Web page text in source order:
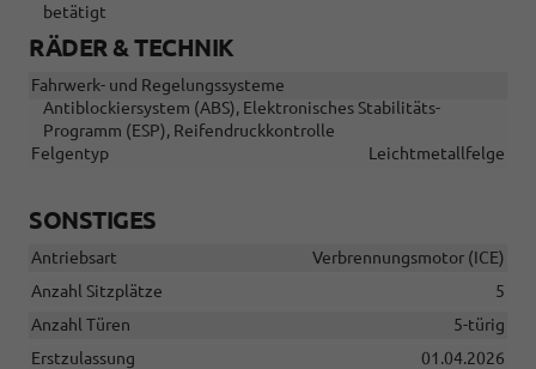
betätigt
RÄDER & TECHNIK
Fahrwerk- und Regelungssysteme
Antiblockiersystem (ABS), Elektronisches Stabilitäts-
Programm (ESP), Reifendruckkontrolle
Felgentyp
Leichtmetallfelge
SONSTIGES
Antriebsart
Verbrennungsmotor (ICE)
Anzahl Sitzplätze
5
Anzahl Türen
5-türig
Erstzulassung
01.04.2026